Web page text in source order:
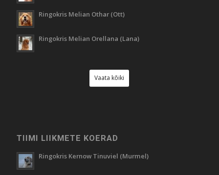
Ringokris Melian Othar (Ott)
Ringokris Melian Orellana (Lana)
Vaata kõiki
TIIMI LIIKMETE KOERAD
Ringokris Kernow Tinuviel (Murmel)